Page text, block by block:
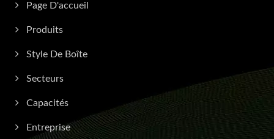
Page D'accueil
Produits
Style De Boîte
Secteurs
Capacités
Entreprise